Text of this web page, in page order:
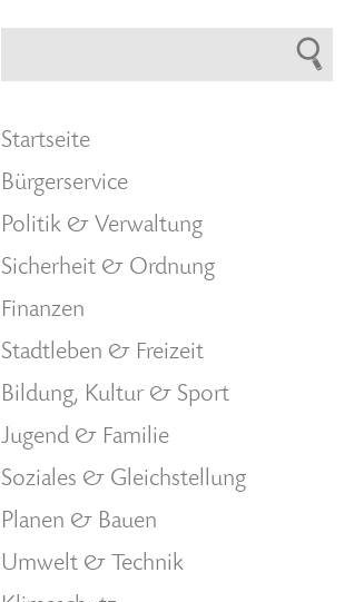
Startseite
Bürgerservice
Politik & Verwaltung
Sicherheit & Ordnung
Finanzen
Stadtleben & Freizeit
Bildung, Kultur & Sport
Jugend & Familie
Soziales & Gleichstellung
Planen & Bauen
Umwelt & Technik